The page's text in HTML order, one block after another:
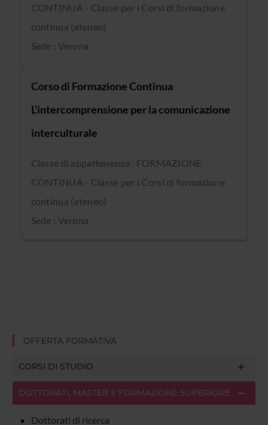
CONTINUA - Classe per i Corsi di formazione
continua (ateneo)
Sede : Verona
Corso di Formazione Continua
L'intercomprensione per la comunicazione
interculturale
Classe di appartenenza : FORMAZIONE
CONTINUA - Classe per i Corsi di formazione
continua (ateneo)
Sede : Verona
OFFERTA FORMATIVA
CORSI DI STUDIO
DOTTORATI, MASTER E FORMAZIONE SUPERIORE
Dottorati di ricerca